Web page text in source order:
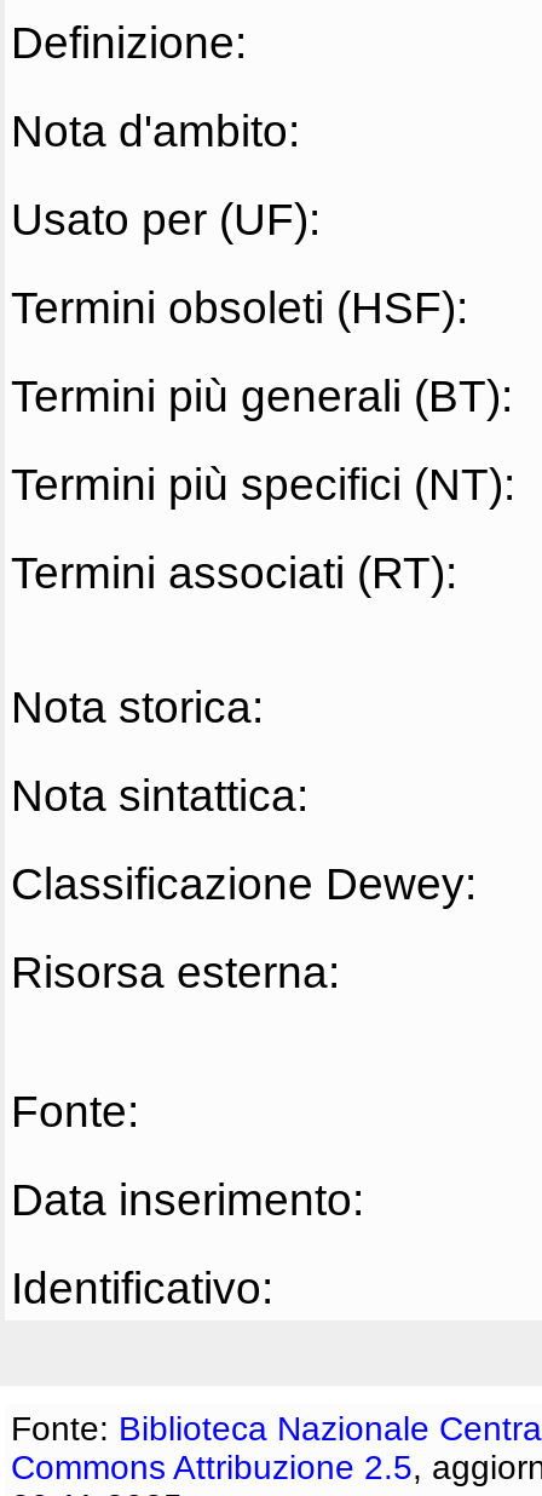
Definizione:
Nota d'ambito:
Usato per (UF):
Termini obsoleti (HSF):
Termini più generali (BT):
Termini più specifici (NT):
Termini associati (RT):
Nota storica:
Nota sintattica:
Classificazione Dewey:
Risorsa esterna:
Fonte:
Data inserimento:
Identificativo:
Fonte: Biblioteca Nazionale
Commons Attribuzione 2.5,